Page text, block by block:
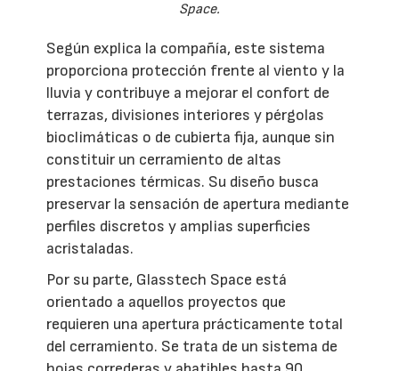
Space.
Según explica la compañía, este sistema
proporciona protección frente al viento y la
lluvia y contribuye a mejorar el confort de
terrazas, divisiones interiores y pérgolas
bioclimáticas o de cubierta fija, aunque sin
constituir un cerramiento de altas
prestaciones térmicas. Su diseño busca
preservar la sensación de apertura mediante
perfiles discretos y amplias superficies
acristaladas.
Por su parte, Glasstech Space está
orientado a aquellos proyectos que
requieren una apertura prácticamente total
del cerramiento. Se trata de un sistema de